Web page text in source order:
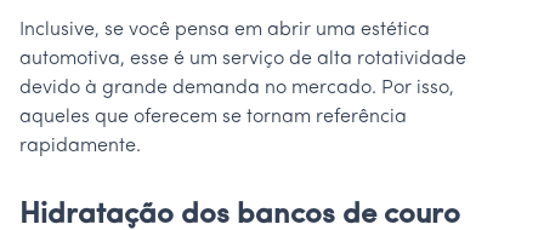
Inclusive, se você pensa em abrir uma estética
automotiva, esse é um serviço de alta rotatividade
devido à grande demanda no mercado. Por isso,
aqueles que oferecem se tornam referência
rapidamente.
Hidratação dos bancos de couro